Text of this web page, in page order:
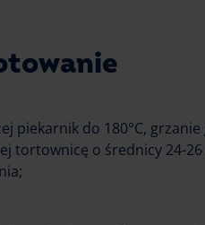
piekarnik do 180°C,
tortownicę o średnicy 24-